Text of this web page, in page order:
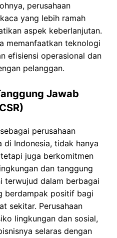
perusahaan
yang lebih ramah
aspek keberlanjutan.
memanfaatkan teknologi
efisiensi operasional dan
pelanggan.
Jawab
perusahaan
di Indonesia, tidak hanya
juga berkomitmen
dan tanggung
terwujud dalam berbagai
berdampak positif bagi
sekitar. Perusahaan
lingkungan dan sosial,
selaras dengan